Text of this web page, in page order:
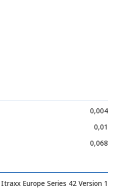
0,004
0,01
0,068
Itraxx Europe Series 42 Version 1